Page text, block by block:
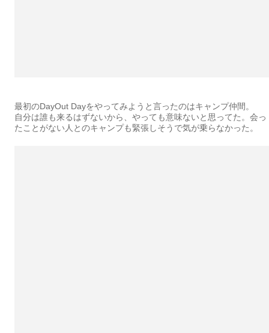
最初のDayOut Dayをやってみようと言ったのはキャンプ仲間。
自分は誰も来るはずないから、やっても意味ないと思ってた。会っ
たことがない人とのキャンプも緊張しそうで気が乗らなかった。